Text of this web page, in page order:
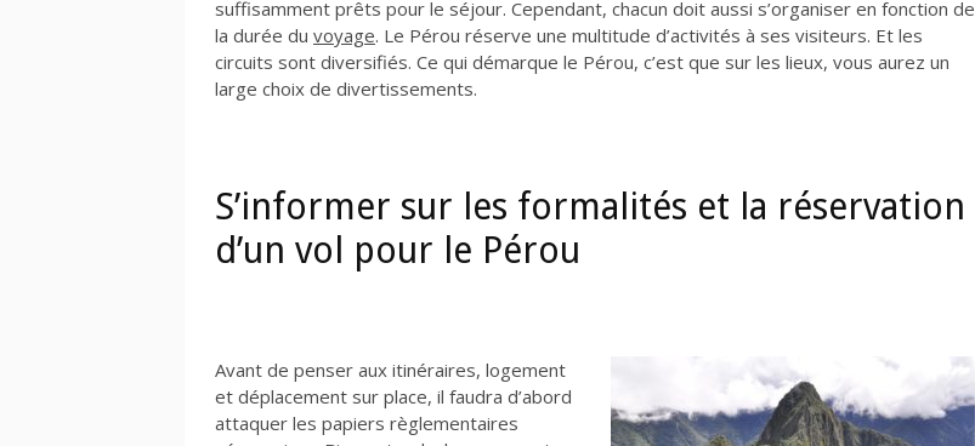
suffisamment prêts pour le séjour. Cependant, chacun doit aussi s’organiser en fonction de
la durée du voyage. Le Pérou réserve une multitude d’activités à ses visiteurs. Et les
circuits sont diversifiés. Ce qui démarque le Pérou, c’est que sur les lieux, vous aurez un
large choix de divertissements.
S’informer sur les formalités et la réservation
d’un vol pour le Pérou
Avant de penser aux itinéraires, logement
et déplacement sur place, il faudra d’abord
attaquer les papiers règlementaires